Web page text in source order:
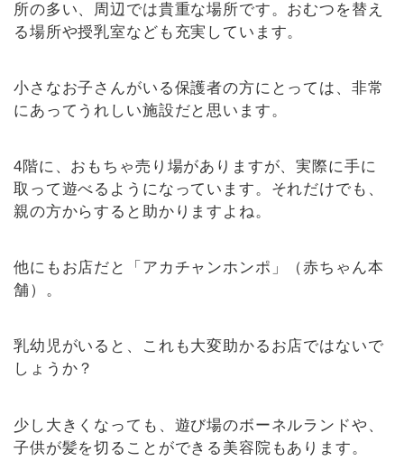
所の多い、周辺では貴重な場所です。おむつを替え
る場所や授乳室なども充実しています。
小さなお子さんがいる保護者の方にとっては、非常
にあってうれしい施設だと思います。
4階に、おもちゃ売り場がありますが、実際に手に
取って遊べるようになっています。それだけでも、
親の方からすると助かりますよね。
他にもお店だと「アカチャンホンポ」（赤ちゃん本
舗）。
乳幼児がいると、これも大変助かるお店ではないで
しょうか？
少し大きくなっても、遊び場のボーネルランドや、
子供が髪を切ることができる美容院もあります。